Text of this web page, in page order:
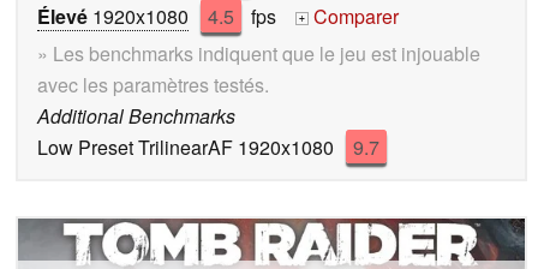
Élevé 1920x1080 4.5 fps +
Comparer
» Les benchmarks indiquent que le jeu est injouable
avec les paramètres testés.
Additional Benchmarks
Low Preset TrilinearAF 1920x1080
9.7